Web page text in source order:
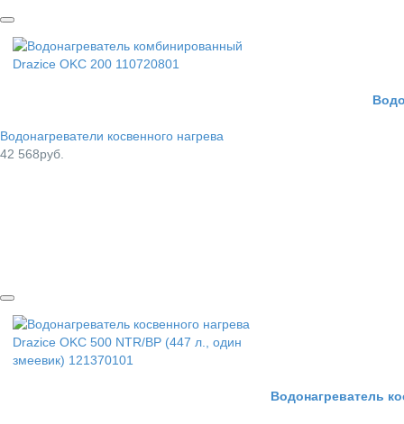
Водонагреватели косвенного нагрева
42 568руб.
Водонагреватель